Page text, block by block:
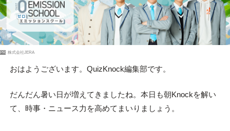
PR 株式会社JERA
おはようございます。QuizKnock編集部です。
だんだん暑い日が増えてきましたね。本日も朝Knockを解い
て、時事・ニュース力を高めてまいりましょう。